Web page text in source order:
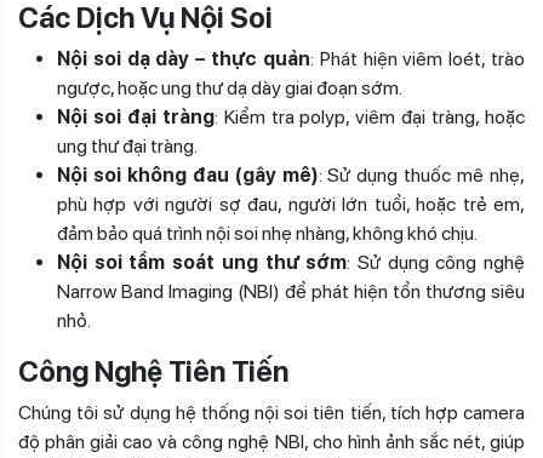
Các Dịch Vụ Nội Soi
Nội soi dạ dày – thực quản: Phát hiện viêm loét, trào
ngược, hoặc ung thư dạ dày giai đoạn sớm.
Nội soi đại tràng: Kiểm tra polyp, viêm đại tràng, hoặc
ung thư đại tràng.
Nội soi không đau (gây mê): Sử dụng thuốc mê nhẹ,
phù hợp với người sợ đau, người lớn tuổi, hoặc trẻ em,
đảm bảo quá trình nội soi nhẹ nhàng, không khó chịu.
Nội soi tầm soát ung thư sớm: Sử dụng công nghệ
Narrow Band Imaging (NBI) để phát hiện tổn thương siêu
nhỏ.
Công Nghệ Tiên Tiến
Chúng tôi sử dụng hệ thống nội soi tiên tiến, tích hợp camera
độ phân giải cao và công nghệ NBI, cho hình ảnh sắc nét, giúp